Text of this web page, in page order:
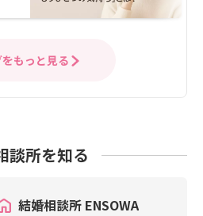
もっと見る
談所を知る
結婚相談所 ENSOWA